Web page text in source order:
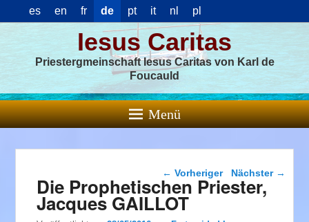
es en fr de pt it nl pl
Iesus Caritas
Priestergmeinschaft Iesus Caritas von Karl de
Foucauld
Menü
Beitragsnavigation
← Vorheriger Nächster →
Die Prophetischen Priester,
Jacques GAILLOT